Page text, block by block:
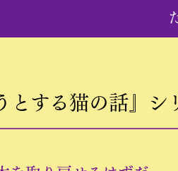
とする猫の話』シ